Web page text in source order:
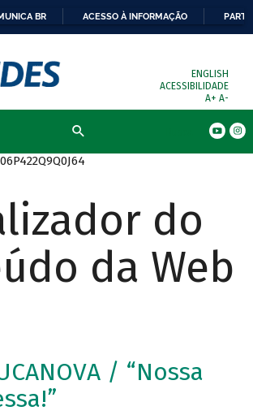
BR ACESSO À INFORMAÇÃO
ENGLISH
ACESSIBILIDADE
A+ A-
do
da Web
/ “Nossa